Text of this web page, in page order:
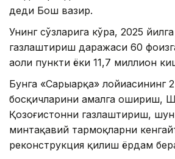
деди Бош вазир.
Унинг сўзларига кўра, 2025
газлаштириш даражаси 60
аҳоли пункти ёки 11,7 миллион
Бунга «Сарыарқа» лойиҳасининг
босқичларини амалга ошириш,
Қозоғистонни газлаштириш,
минтақавий тармоқларни
реконструкция қилиш ёрдам